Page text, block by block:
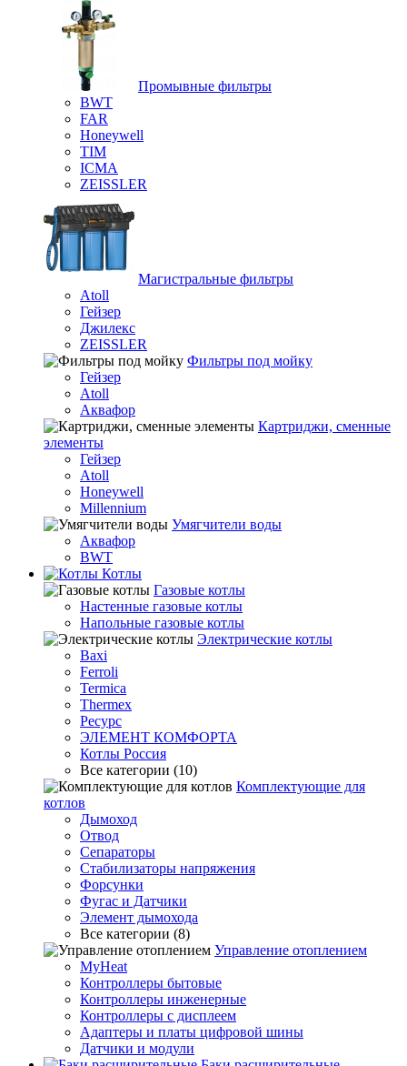
Промывные фильтры
BWT
FAR
Honeywell
TIM
ICMA
ZEISSLER
Магистральные фильтры
Atoll
Гейзер
Джилекс
ZEISSLER
Фильтры под мойку
Гейзер
Atoll
Аквафор
Картриджи, сменные
элементы
Гейзер
Atoll
Honeywell
Millennium
Умягчители воды
Аквафор
BWT
Котлы
Гaзовые котлы
Настенные газовые котлы
Напольные газовые котлы
Электрические котлы
Baxi
Ferroli
Termica
Thermex
Ресурс
ЭЛЕМЕНТ КОМФОРТА
Котлы Россия
Все категории (10)
Комплектующие для
котлов
Дымоход
Отвод
Сепараторы
Стабилизаторы напряжения
Форсунки
Фугас и Датчики
Элемент дымохода
Все категории (8)
Управление отоплением
MyHeat
Контроллеры бытовые
Контроллеры инженерные
Контроллеры с дисплеем
Адаптеры и платы цифровой шины
Датчики и модули